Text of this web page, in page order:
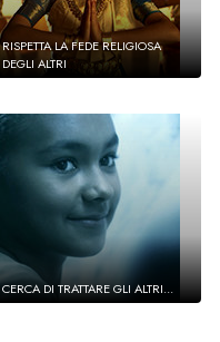
RISPETTA LA FEDE RELIGIOSA
DEGLI ALTRI
CERCA DI TRATTARE GLI ALTRI...